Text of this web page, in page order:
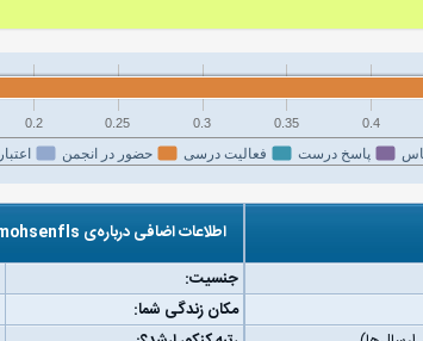
پاسخ درست فعالیت درسی حضور در انجمن اعتبار
0.2 0.25 0.3 0.35 0.4
اطلاعات اضافی درباره‌ی mohsenfls
جنسیت:
مکان زندگی شما: